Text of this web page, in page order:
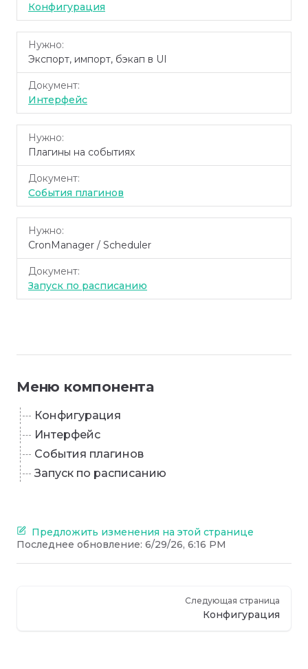
Конфигурация
Экспорт, импорт, бэкап в UI
Интерфейс
Плагины на событиях
События плагинов
CronManager / Scheduler
Запуск по расписанию
Меню компонента
Конфигурация
Интерфейс
События плагинов
Запуск по расписанию
Предложить изменения на этой странице
Последнее обновление: 6/29/26, 6:16 PM
Следующая страница
Конфигурация